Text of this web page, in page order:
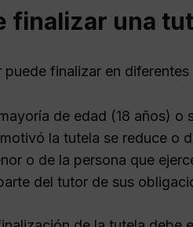
finalizar una
finalizar en
de edad (18 años) o
la tutela se reduce o
o de la persona que
del tutor de sus